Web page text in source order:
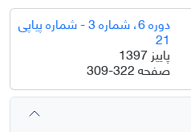
دوره 6، شماره 3 - شماره پیاپی
21
پاییز 1397
صفحه309-322